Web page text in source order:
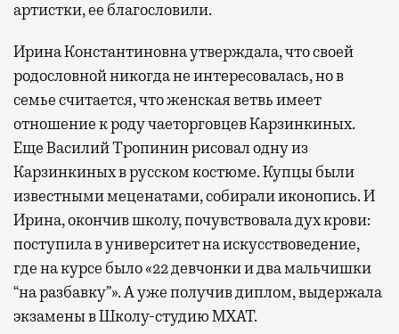
артистки, ее благословили.
Ирина Константиновна утверждала, что своей
родословной никогда не интересовалась, но в
семье считается, что женская ветвь имеет
отношение к роду чаеторговцев Карзинкиных.
Еще Василий Тропинин рисовал одну из
Карзинкиных в русском костюме. Купцы были
известными меценатами, собирали иконопись. И
Ирина, окончив школу, почувствовала дух крови:
поступила в университет на искусствоведение,
где на курсе было «22 девчонки и два мальчишки
“на разбавку”». А уже получив диплом, выдержала
экзамены в Школу-студию МХАТ.